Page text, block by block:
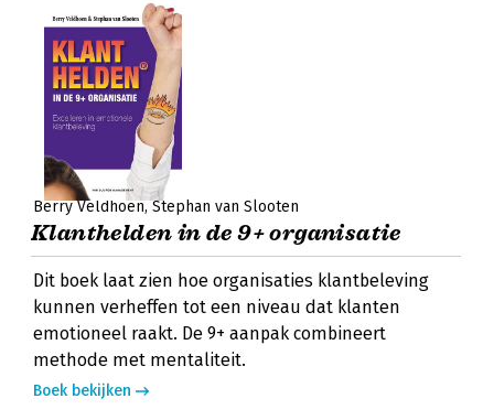
Berry Veldhoen Stephan van Slooten
Klanthelden in de 9+ organisatie
Dit boek laat zien hoe organisaties klantbeleving
kunnen verheffen tot een niveau dat klanten
emotioneel raakt. De 9+ aanpak combineert
methode met mentaliteit.
Boek bekijken